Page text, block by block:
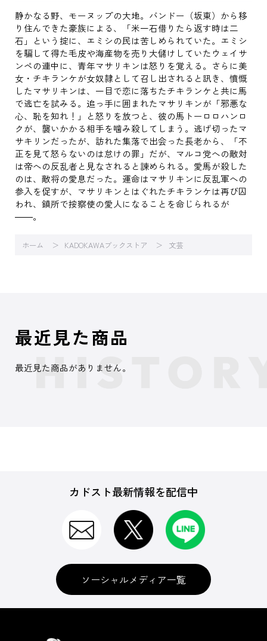
静かなる野、モーヌップの大地。バンドー（坂東）から移
り住んできた豪族による、「米一石借りたら返す時は二
石」という掟に、エミシの民は苦しめられていた。エミシ
を騙して得た毛皮や海産物を売り大儲けしていたウェイサ
ンペの連中に、青年マサリキンは怒りを覚える。さらに美
女・チキランケが女奴隷として召し出されると訊き、憤慨
したマサリキンは、一目で恋に落ちたチキランケと共に馬
で逃亡を試みる。追っ手に囲まれたマサリキンが「邪悪な
心、恥を知れ！」と怒りを放つと、彼の馬トーロロハンロ
クが、襲いかかる相手を噛み殺してしまう。逃げ切ったマ
サキリンだったが、訪れた集落で出会った長老から、「不
正を見て怒らないのは怠けの罪」だが、マルコ党への敵対
は帝への反乱者と見なされると諫められる。愛馬が殺した
のは、敵将の愛息だった。運命はマサリキンに反乱軍への
参入を促すが、マサリキンとはぐれたチキランケは再び囚
われ、鎮所で按察使の愛人になることを命じられるが
――。
ホーム KADOKAWAブックストア 文芸
最近見た商品
最近見た商品がありません。
カドスト最新情報を配信中
ソーシャルメディア一覧